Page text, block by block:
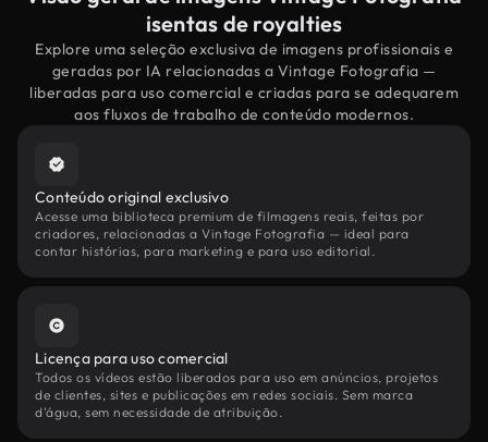
isentas de royalties
Explore uma seleção exclusiva de imagens profissionais e
geradas por IA relacionadas a Vintage Fotografia —
liberadas para uso comercial e criadas para se adequarem
aos fluxos de trabalho de conteúdo modernos.
Conteúdo original exclusivo
Acesse uma biblioteca premium de filmagens reais, feitas por
criadores, relacionadas a Vintage Fotografia — ideal para
contar histórias, para marketing e para uso editorial.
Licença para uso comercial
Todos os vídeos estão liberados para uso em anúncios, projetos
de clientes, sites e publicações em redes sociais. Sem marca
d'água, sem necessidade de atribuição.